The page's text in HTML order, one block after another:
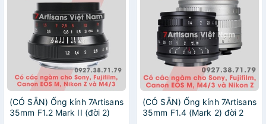
(CÓ SẴN) Ống kính 7Artisans
35mm F1.2 Mark II (đời 2)
(CÓ SẴN) Ống kính 7Artisans
35mm F1.4 (Mark 2) đời 2